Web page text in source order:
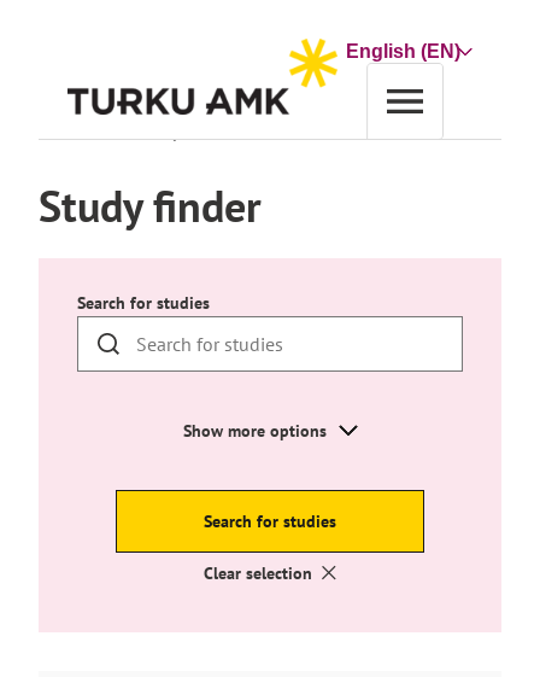
Choose
Study finder
Search for studies
Show more options
Search for studies
Clear selection